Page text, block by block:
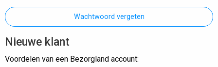
Wachtwoord vergeten
Nieuwe klant
Voordelen van een Bezorgland account: